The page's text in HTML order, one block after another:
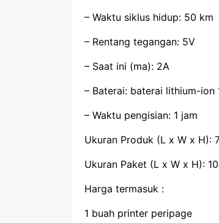
– Waktu siklus hidup: 50 km
– Rentang tegangan: 5V
– Saat ini (ma): 2A
– Baterai: baterai lithium-ion
– Waktu pengisian: 1 jam
Ukuran Produk (L x W x H):
Ukuran Paket (L x W x H):
Harga termasuk :
1 buah printer peripage